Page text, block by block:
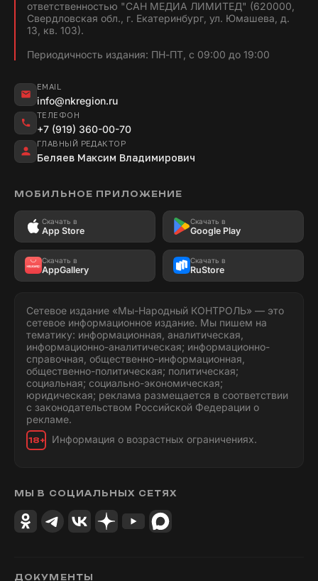
ответственностью "САН МЕДИА ЛИМИТЕД" (620000,
Свердловская обл., г. Екатеринбург, ул. Юмашева, д.
13, кв. 103).
Периодичность издания: ПН-ПТ, с 09:00 до 19:00
EMAIL
info@nkregion.ru
ТЕЛЕФОН
+7 (919) 360-00-70
ГЛАВНЫЙ РЕДАКТОР
Беляев Максим Владимирович
МОБИЛЬНОЕ ПРИЛОЖЕНИЕ
Скачать в
App Store
Скачать в
Google Play
Скачать в
AppGallery
Скачать в
RuStore
Сетевое издание «Мы-Народный КОНТРОЛЬ» — это
сетевое информационное издание. Мы пишем на
тематику: информационная, аналитическая,
информационно-аналитическая; информационно-
справочная, общественно-информационная,
общественно-политическая; политическая;
социальная; социально-экономическая;
юридическая; реклама размещается в соответствии
с законодательством Российской Федерации о
рекламе.
18+ Информация о возрастных ограничениях.
МЫ В СОЦИАЛЬНЫХ СЕТЯХ
ДОКУМЕНТЫ